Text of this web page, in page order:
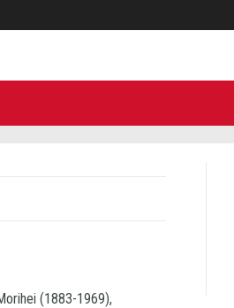
(1883-1969),